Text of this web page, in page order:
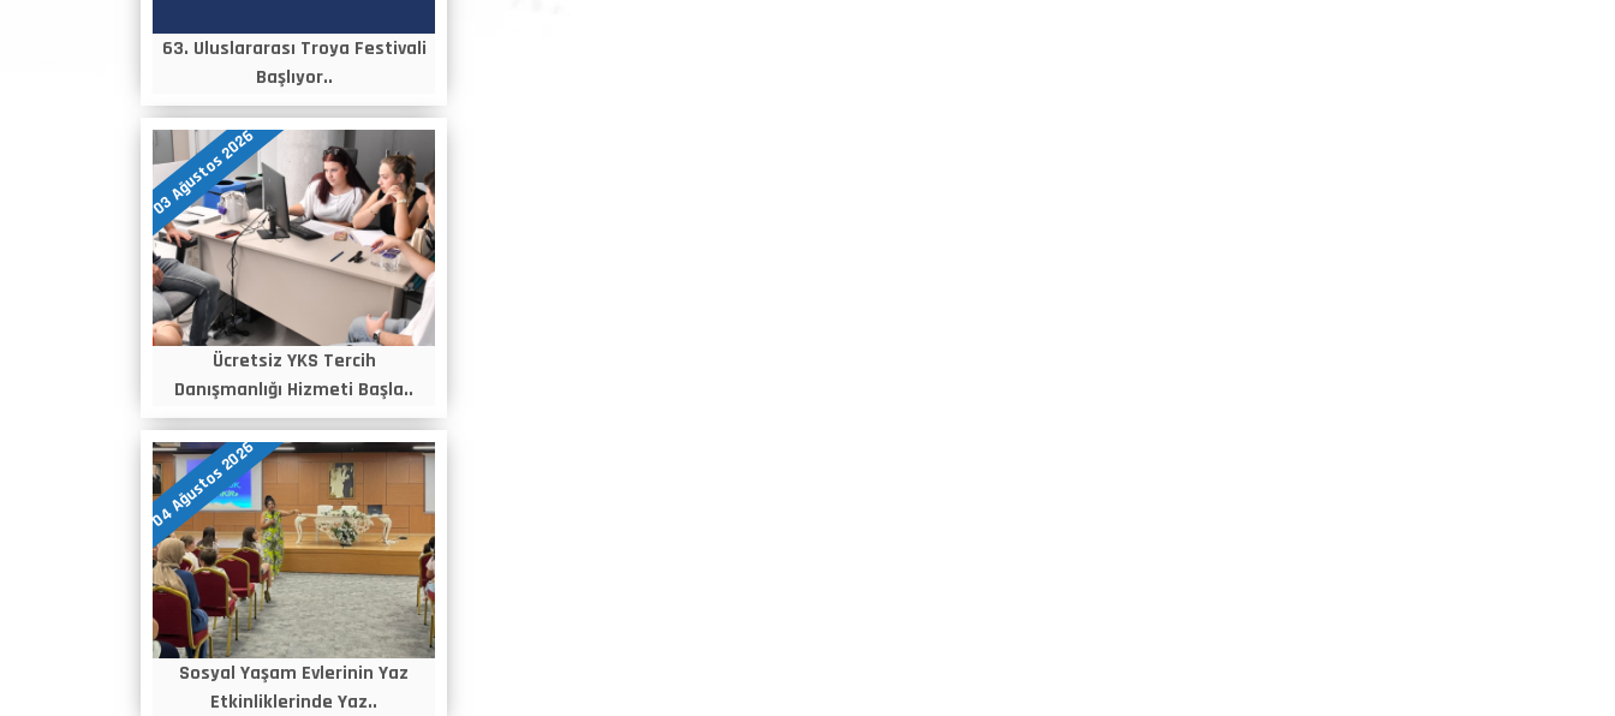
63. Uluslararası Troya Festivali
Başlıyor..
03 Ağustos 2026
Ücretsiz YKS Tercih
Danışmanlığı Hizmeti Başla..
04 Ağustos 2026
Sosyal Yaşam Evlerinin Yaz
Etkinliklerinde Yaz..